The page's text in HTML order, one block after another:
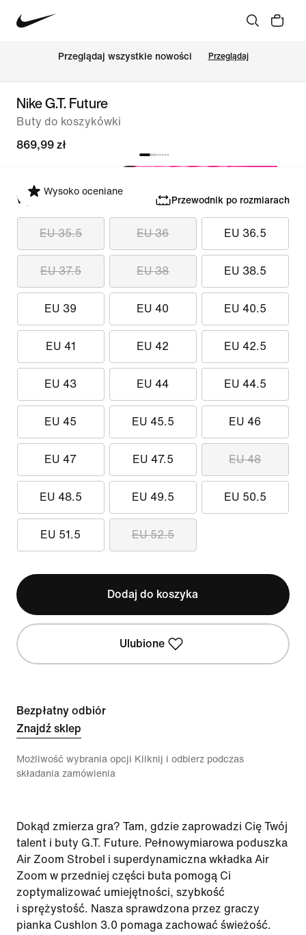
Przeglądaj wszystkie nowości Przeglądaj
Nike G.T. Future
Buty do koszykówki
869,99 zł
Wysoko oceniane
Wybierz rozmiar Przewodnik po rozmiarach
EU 35.5 EU 36 EU 36.5
EU 37.5 EU 38 EU 38.5
EU 39 EU 40 EU 40.5
EU 41 EU 42 EU 42.5
EU 43 EU 44 EU 44.5
EU 45 EU 45.5 EU 46
EU 47 EU 47.5 EU 48
EU 48.5 EU 49.5 EU 50.5
EU 51.5 EU 52.5
Dodaj do koszyka
Ulubione
Bezpłatny odbiór
Znajdź sklep
Możliwość wybrania opcji Kliknij i odbierz podczas
składania zamówienia
Dokąd zmierza gra? Tam, gdzie zaprowadzi Cię Twój
talent i buty G.T. Future. Pełnowymiarowa poduszka
Air Zoom Strobel i superdynamiczna wkładka Air
Zoom w przedniej części buta pomogą Ci
zoptymalizować umiejętności, szybkość
i sprężystość. Nasza sprawdzona przez graczy
pianka Cushlon 3.0 pomaga zachować świeżość.